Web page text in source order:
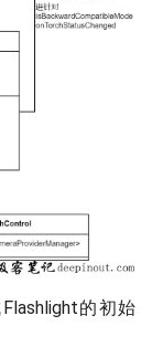
Flashlight的初始